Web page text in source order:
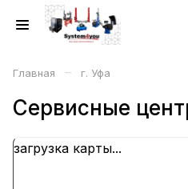
Главная – г. Уфа
Сервисные
загрузка карты...